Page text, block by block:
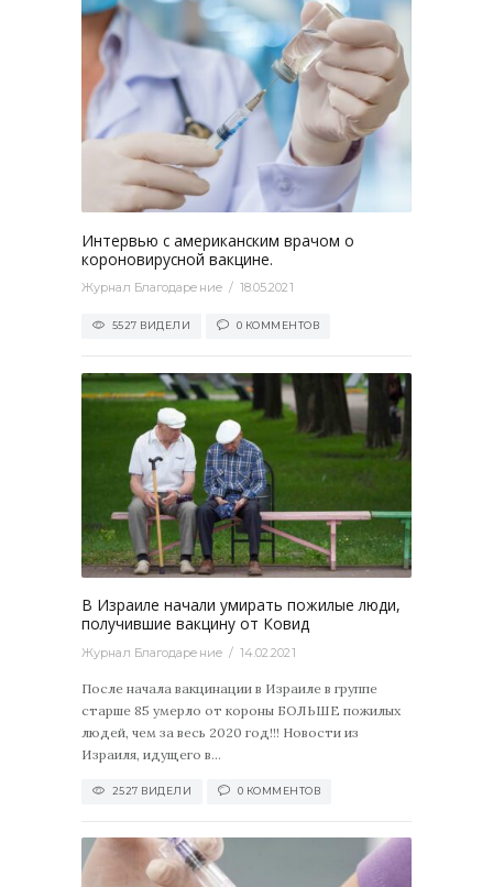
Интервью с американским врачом о
короновирусной вакцине.
Журнал Благодарение 18.05.2021
5527 ВИДЕЛИ 0 КОММЕНТОВ
В Израиле начали умирать пожилые люди,
получившие вакцину от Ковид
Журнал Благодарение 14.02.2021
После начала вакцинации в Израиле в группе
старше 85 умерло от короны БОЛЬШЕ пожилых
людей, чем за весь 2020 год!!! Новости из
Израиля, идущего в...
2527 ВИДЕЛИ 0 КОММЕНТОВ